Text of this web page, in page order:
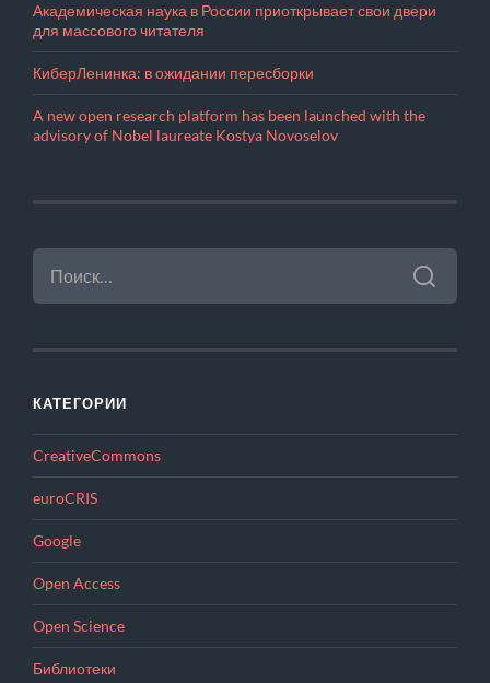
Академическая наука в России приоткрывает свои двери
для массового читателя
КиберЛенинка: в ожидании пересборки
A new open research platform has been launched with the
advisory of Nobel laureate Kostya Novoselov
НАЙТИ:
КАТЕГОРИИ
CreativeCommons
euroCRIS
Google
Open Access
Open Science
Библиотеки